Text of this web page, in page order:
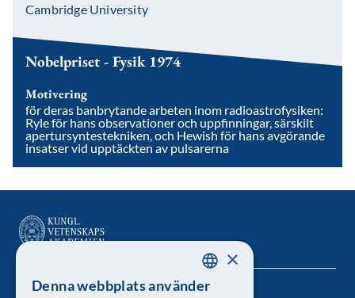
Cambridge University
Nobelpriset - Fysik 1974
Motivering
för deras banbrytande arbeten inom radioastrofysiken:
Ryle för hans observationer och uppfinningar, särskilt
apertursyntestekniken, och Hewish för hans avgörande
insatser vid upptäckten av pulsarerna
SWEDISH
×
Denna webbplats använder